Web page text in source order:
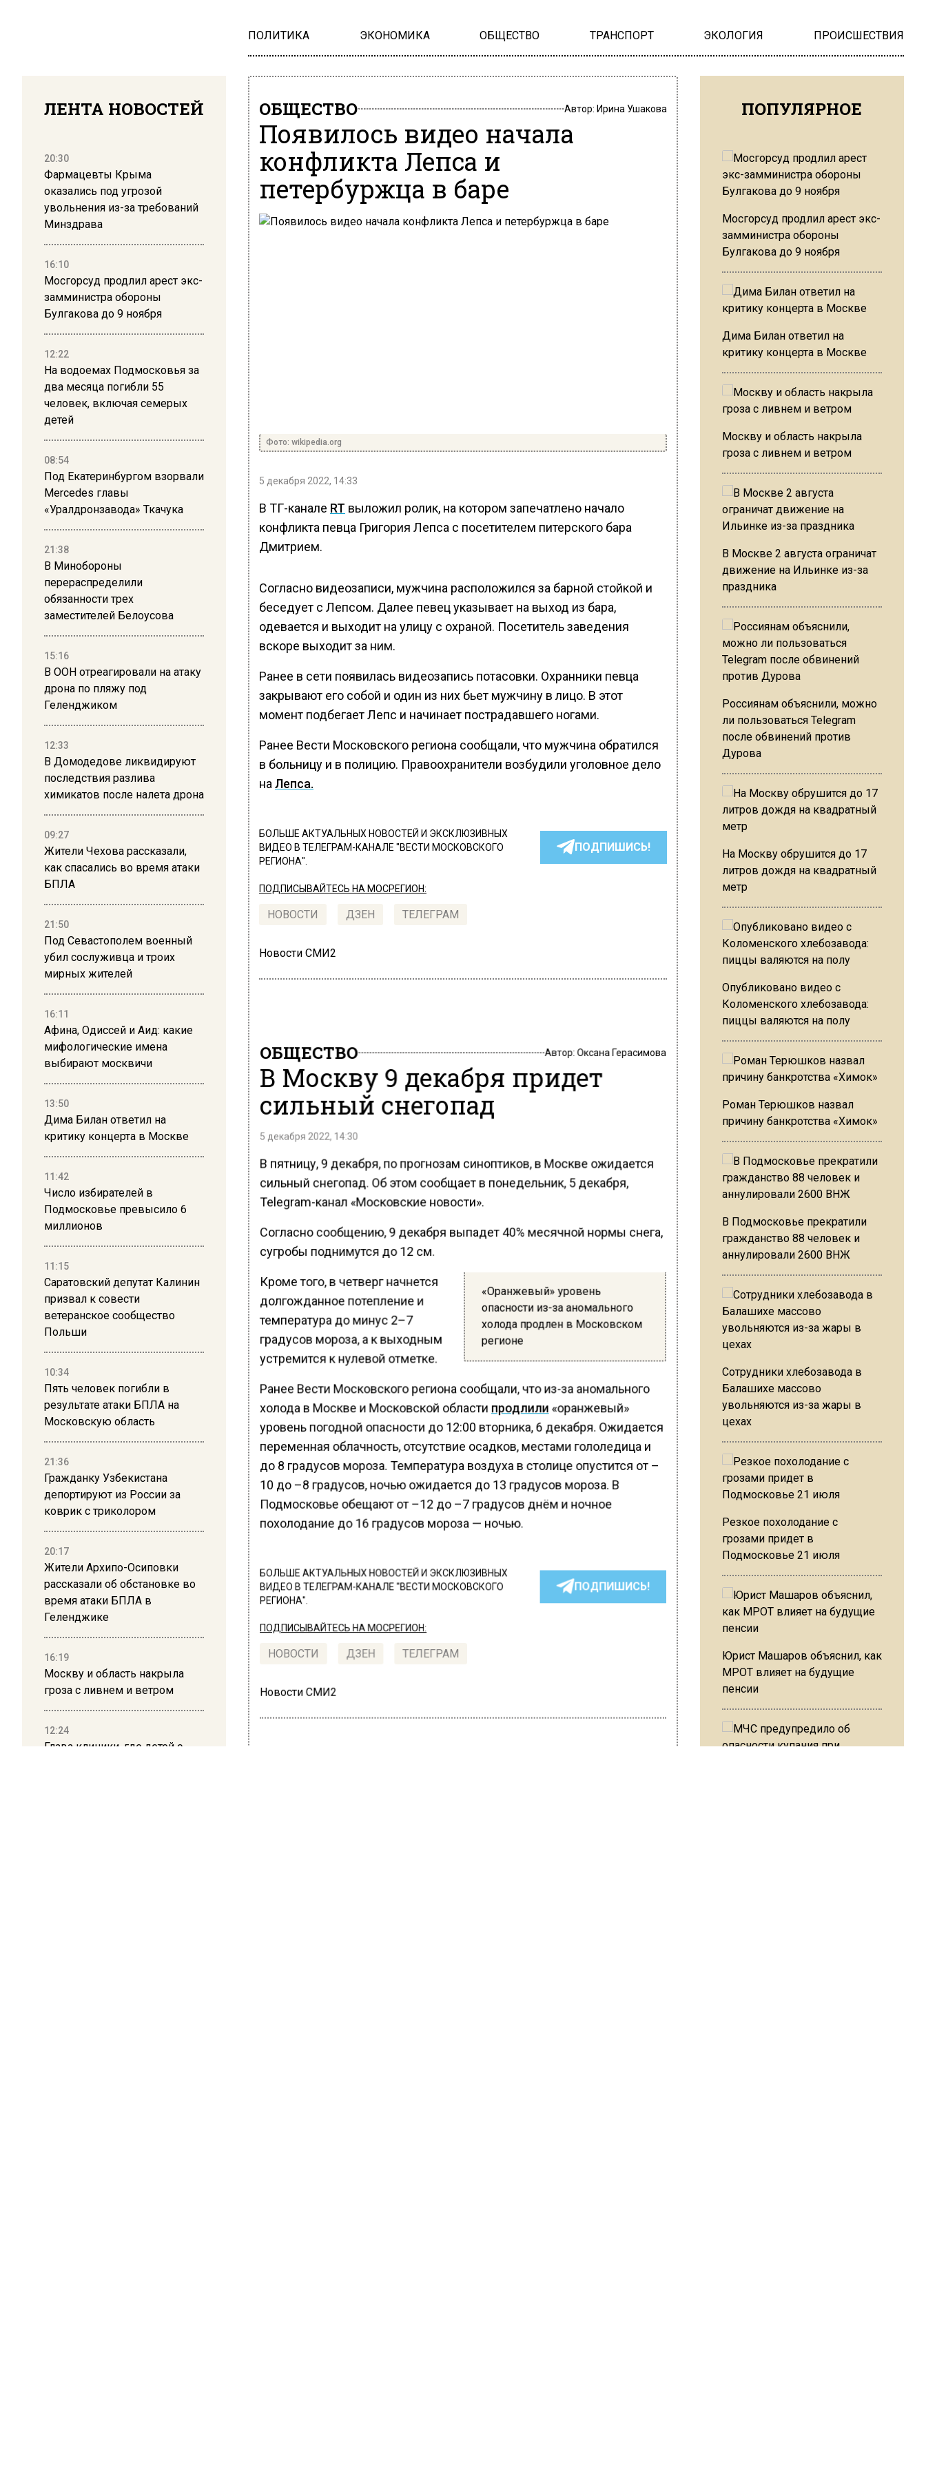
ПОЛИТИКА ЭКОНОМИКА ОБЩЕСТВО ТРАНСПОРТ ЭКОЛОГИЯ ПРОИСШЕСТВИЯ
ЛЕНТА НОВОСТЕЙ
20:30
Фармацевты Крыма
оказались под угрозой
увольнения из-за требований
Минздрава
16:10
Мосгорсуд продлил арест экс-
замминистра обороны
Булгакова до 9 ноября
12:22
На водоемах Подмосковья за
два месяца погибли 55
человек, включая семерых
детей
08:54
Под Екатеринбургом взорвали
Mercedes главы
«Уралдронзавода» Ткачука
21:38
В Минобороны
перераспределили
обязанности трех
заместителей Белоусова
15:16
В ООН отреагировали на атаку
дрона по пляжу под
Геленджиком
12:33
В Домодедове ликвидируют
последствия разлива
химикатов после налета дрона
09:27
Жители Чехова рассказали,
как спасались во время атаки
БПЛА
21:50
Под Севастополем военный
убил сослуживца и троих
мирных жителей
16:11
Афина, Одиссей и Аид: какие
мифологические имена
выбирают москвичи
13:50
Дима Билан ответил на
критику концерта в Москве
11:42
Число избирателей в
Подмосковье превысило 6
миллионов
11:15
Саратовский депутат Калинин
призвал к совести
ветеранское сообщество
Польши
10:34
Пять человек погибли в
результате атаки БПЛА на
Московскую область
21:36
Гражданку Узбекистана
депортируют из России за
коврик с триколором
20:17
Жители Архипо-Осиповки
рассказали об обстановке во
время атаки БПЛА в
Геленджике
16:19
Москву и область накрыла
гроза с ливнем и ветром
12:24
Глава клиники, где детей с
ОБЩЕСТВО Автор: Ирина Ушакова
Появилось видео начала
конфликта Лепса и
петербуржца в баре
Фото: wikipedia.org
5 декабря 2022, 14:33
В ТГ-канале RT выложил ролик, на котором запечатлено начало
конфликта певца Григория Лепса с посетителем питерского бара
Дмитрием.
Согласно видеозаписи, мужчина расположился за барной стойкой и
беседует с Лепсом. Далее певец указывает на выход из бара,
одевается и выходит на улицу с охраной. Посетитель заведения
вскоре выходит за ним.
Ранее в сети появилась видеозапись потасовки. Охранники певца
закрывают его собой и один из них бьет мужчину в лицо. В этот
момент подбегает Лепс и начинает пострадавшего ногами.
Ранее Вести Московского региона сообщали, что мужчина обратился
в больницу и в полицию. Правоохранители возбудили уголовное дело
на Лепса.
БОЛЬШЕ АКТУАЛЬНЫХ НОВОСТЕЙ И ЭКСКЛЮЗИВНЫХ
ВИДЕО В ТЕЛЕГРАМ-КАНАЛЕ "ВЕСТИ МОСКОВСКОГО
РЕГИОНА".
ПОДПИШИСЬ!
ПОДПИСЫВАЙТЕСЬ НА МОСРЕГИОН:
НОВОСТИ ДЗЕН ТЕЛЕГРАМ
Новости СМИ2
ОБЩЕСТВО Автор:Оксана Герасимова
В Москву 9 декабря придет
сильный снегопад
5 декабря 2022, 14:30
В пятницу, 9 декабря, по прогнозам синоптиков, в Москве ожидается
сильный снегопад. Об этом сообщает в понедельник, 5 декабря,
Telegram-канал «Московские новости».
Согласно сообщению, 9 декабря выпадет 40% месячной нормы снега,
сугробы поднимутся до 12 см.
«Оранжевый» уровень
опасности из-за аномального
холода продлен в Московском
регионе
Кроме того, в четверг начнется
долгожданное потепление и
температура до минус 2–7
градусов мороза, а к выходным
устремится к нулевой отметке.
Ранее Вести Московского региона сообщали, что из-за аномального
холода в Москве и Московской области продлили «оранжевый»
уровень погодной опасности до 12:00 вторника, 6 декабря. Ожидается
переменная облачность, отсутствие осадков, местами гололедица и
до 8 градусов мороза. Температура воздуха в столице опустится от –
10 до –8 градусов, ночью ожидается до 13 градусов мороза. В
Подмосковье обещают от –12 до –7 градусов днём и ночное
похолодание до 16 градусов мороза — ночью.
БОЛЬШЕ АКТУАЛЬНЫХ НОВОСТЕЙ И ЭКСКЛЮЗИВНЫХ
ВИДЕО В ТЕЛЕГРАМ-КАНАЛЕ "ВЕСТИ МОСКОВСКОГО
РЕГИОНА".
ПОДПИШИСЬ!
ПОДПИСЫВАЙТЕСЬ НА МОСРЕГИОН:
НОВОСТИ ДЗЕН ТЕЛЕГРАМ
Новости СМИ2
ПОПУЛЯРНОЕ
Мосгорсуд продлил арест экс-
замминистра обороны
Булгакова до 9 ноября
Дима Билан ответил на
критику концерта в Москве
Москву и область накрыла
гроза с ливнем и ветром
В Москве 2 августа ограничат
движение на Ильинке из-за
праздника
Россиянам объяснили, можно
ли пользоваться Telegram
после обвинений против
Дурова
На Москву обрушится до 17
литров дождя на квадратный
метр
Опубликовано видео с
Коломенского хлебозавода:
пиццы валяются на полу
Роман Терюшков назвал
причину банкротства «Химок»
В Подмосковье прекратили
гражданство 88 человек и
аннулировали 2600 ВНЖ
Сотрудники хлебозавода в
Балашихе массово
увольняются из-за жары в
цехах
Резкое похолодание с
грозами придет в
Подмосковье 21 июля
Юрист Машаров объяснил, как
МРОТ влияет на будущие
пенсии